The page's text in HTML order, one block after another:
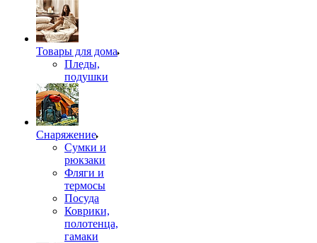
Товары для дома
Пледы,
подушки
Снаряжение
Сумки и
рюкзаки
Фляги и
термосы
Посуда
Коврики,
полотенца,
гамаки